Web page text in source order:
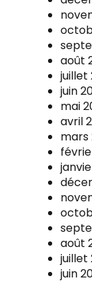
août
juillet
juin
mai
avril
mars
août
juillet
juin